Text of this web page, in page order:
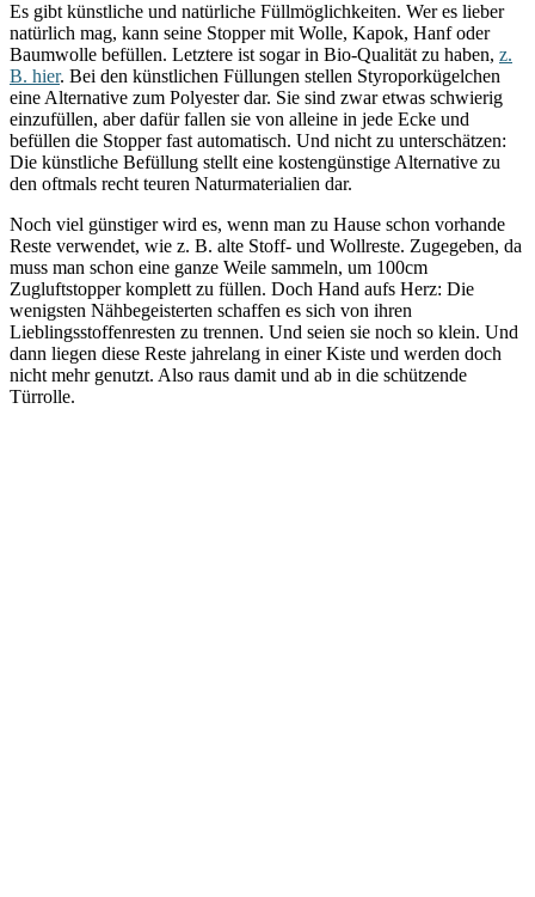
Es gibt künstliche und natürliche Füllmöglichkeiten. Wer es lieber
natürlich mag, kann seine Stopper mit Wolle, Kapok, Hanf oder
Baumwolle befüllen. Letztere ist sogar in Bio-Qualität zu haben, z.
B. hier. Bei den künstlichen Füllungen stellen Styroporkügelchen
eine Alternative zum Polyester dar. Sie sind zwar etwas schwierig
einzufüllen, aber dafür fallen sie von alleine in jede Ecke und
befüllen die Stopper fast automatisch. Und nicht zu unterschätzen:
Die künstliche Befüllung stellt eine kostengünstige Alternative zu
den oftmals recht teuren Naturmaterialien dar.
Noch viel günstiger wird es, wenn man zu Hause schon vorhande
Reste verwendet, wie z. B. alte Stoff- und Wollreste. Zugegeben, da
muss man schon eine ganze Weile sammeln, um 100cm
Zugluftstopper komplett zu füllen. Doch Hand aufs Herz: Die
wenigsten Nähbegeisterten schaffen es sich von ihren
Lieblingsstoffenresten zu trennen. Und seien sie noch so klein. Und
dann liegen diese Reste jahrelang in einer Kiste und werden doch
nicht mehr genutzt. Also raus damit und ab in die schützende
Türrolle.